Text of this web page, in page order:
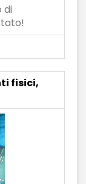
di
fisici,